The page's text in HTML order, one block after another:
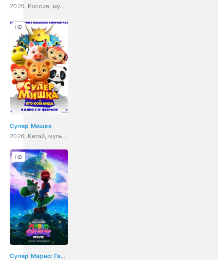
2025, Россия, мультфильм, детский
Супер Мишка
2026, Китай, мультфильм, приключения, фантастика, детский
HD
Супер Марио: Галактическое кино
HD